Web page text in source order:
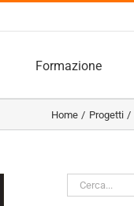
Formazione
Home Progetti
Cerca